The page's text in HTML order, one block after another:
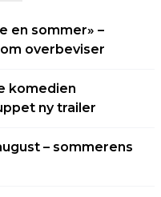
en sommer» –
overbeviser
komedien
ny trailer
– sommerens